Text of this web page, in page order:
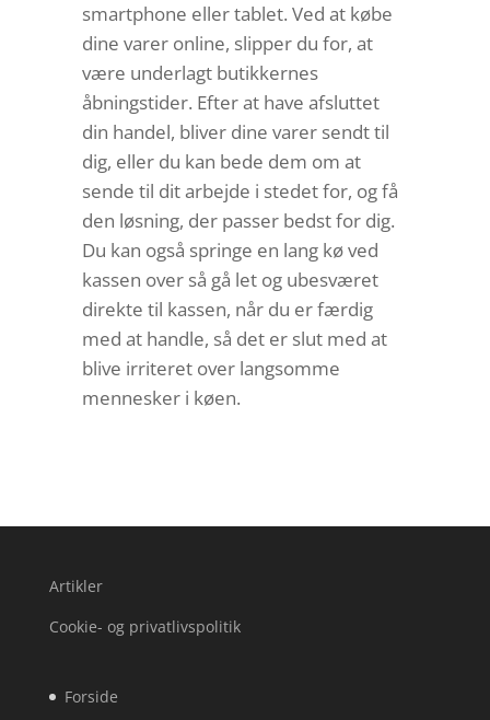
smartphone eller tablet. Ved at købe
dine varer online, slipper du for, at
være underlagt butikkernes
åbningstider. Efter at have afsluttet
din handel, bliver dine varer sendt til
dig, eller du kan bede dem om at
sende til dit arbejde i stedet for, og få
den løsning, der passer bedst for dig.
Du kan også springe en lang kø ved
kassen over så gå let og ubesværet
direkte til kassen, når du er færdig
med at handle, så det er slut med at
blive irriteret over langsomme
mennesker i køen.
Artikler
Cookie- og privatlivspolitik
Forside